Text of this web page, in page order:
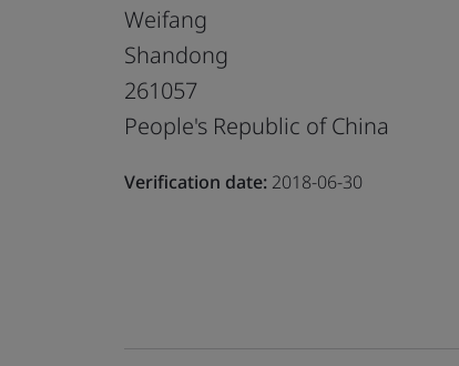
Weifang
Shandong
261057
People's Republic of China
Verification date: 2018-06-30